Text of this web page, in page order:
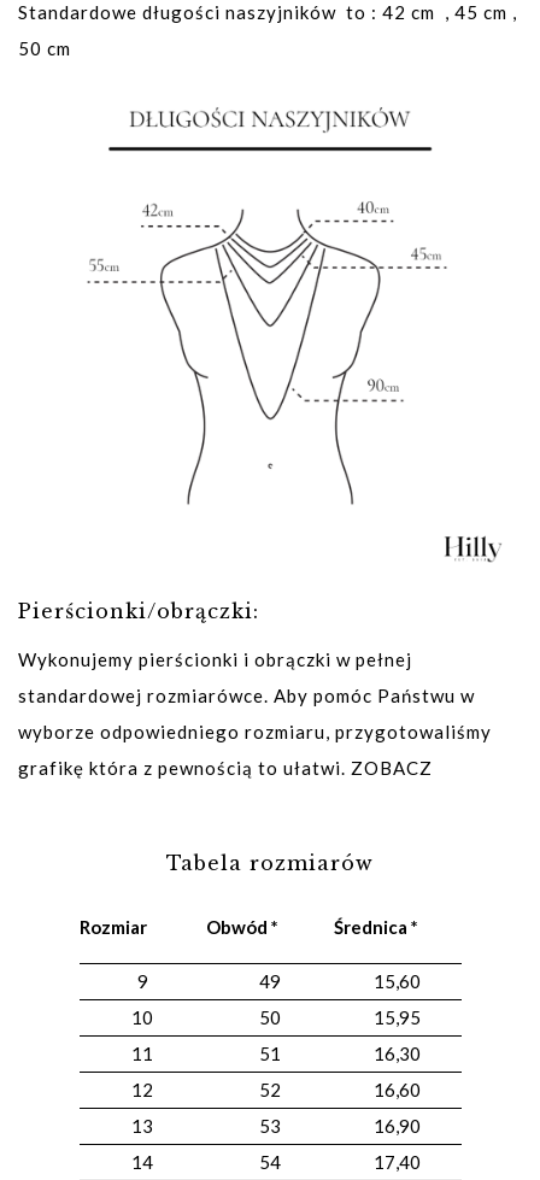
Standardowe długości naszyjników to : 42 cm , 45 cm ,
50 cm
Pierścionki/obrączki:
Wykonujemy pierścionki i obrączki w pełnej
standardowej rozmiarówce. Aby pomóc Państwu w
wyborze odpowiedniego rozmiaru, przygotowaliśmy
grafikę która z pewnością to ułatwi. ZOBACZ
Tabela rozmiarów
Rozmiar Obwód * Średnica *
9 49
15,60
10
50
15,95
11
51
16,30
12
52
16,60
13
53
16,90
14
54
17,40